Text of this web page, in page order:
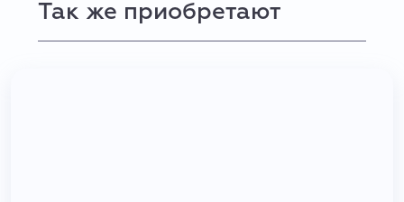
Так же приобретают